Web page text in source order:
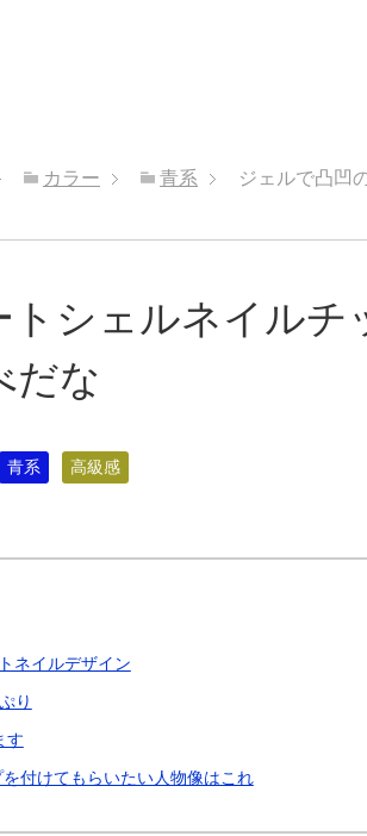
カラー 青系 ジェルで凸凹
シェルネイルチ
だな
青系 高級感
ネイルデザイン
り
す
付けてもらいたい人物像はこれ